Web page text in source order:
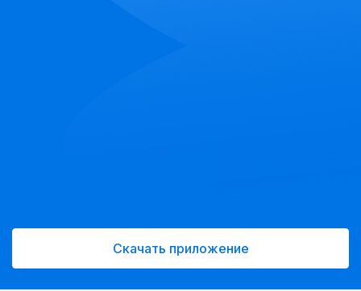
Скачать приложение